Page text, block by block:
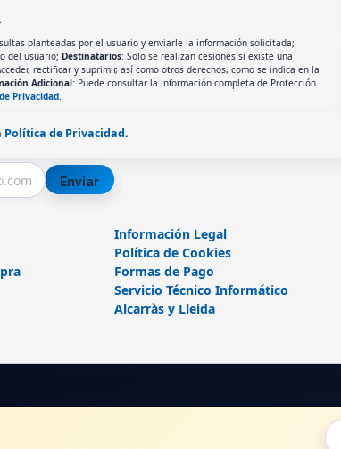
planteadas por el usuario y enviarle la información solicitada;
del usuario; Destinatarios: Solo se realizan cesiones si existe una
rectificar y suprimir, así como otros derechos, como se indica en la
Adicional: Puede consultar la información completa de Protección
Privacidad.
Política de Privacidad.
Enviar
Información Legal
Política de Cookies
Formas de Pago
Servicio Técnico Informático
Alcarràs y Lleida